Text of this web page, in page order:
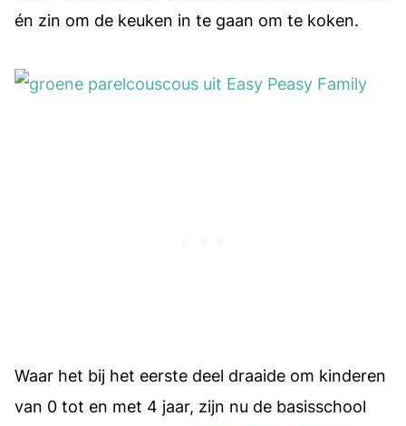
én zin om de keuken in te gaan om te koken.
Waar het bij het eerste deel draaide om kinderen
van 0 tot en met 4 jaar, zijn nu de basisschool